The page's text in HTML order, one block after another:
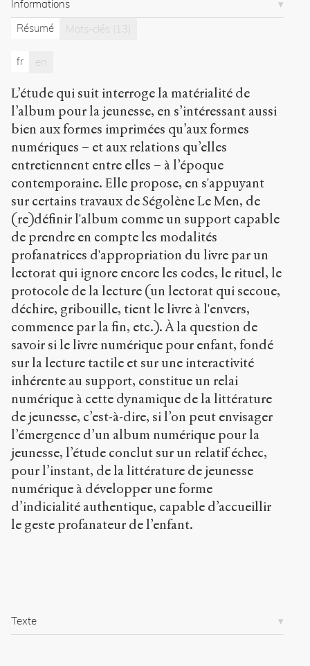
?.
2021.
public
t
t
p
:
/
s
e
n
s
-
p
u
l
i
c
o
r
g
/
a
r
t
i
l
e
s
/
1
4
Chicago
Informations
Résumé
Mots-clés (13)
fr en
L’étude qui suit interroge la matérialité de
l’album pour la jeunesse, en s’intéressant aussi
bien aux formes imprimées qu’aux formes
numériques – et aux relations qu’elles
entretiennent entre elles – à l’époque
contemporaine. Elle propose, en s'appuyant
sur certains travaux de Ségolène Le Men, de
(re)définir l'album comme un support capable
de prendre en compte les modalités
profanatrices d'appropriation du livre par un
lectorat qui ignore encore les codes, le rituel, le
protocole de la lecture (un lectorat qui secoue,
déchire, gribouille, tient le livre à l'envers,
commence par la fin, etc.). À la question de
savoir si le livre numérique pour enfant, fondé
sur la lecture tactile et sur une interactivité
inhérente au support, constitue un relai
numérique à cette dynamique de la littérature
de jeunesse, c’est-à-dire, si l’on peut envisager
l’émergence d’un album numérique pour la
jeunesse, l’étude conclut sur un relatif échec,
pour l’instant, de la littérature de jeunesse
numérique à développer une forme
d’indicialité authentique, capable d’accueillir
le geste profanateur de l’enfant.
Texte